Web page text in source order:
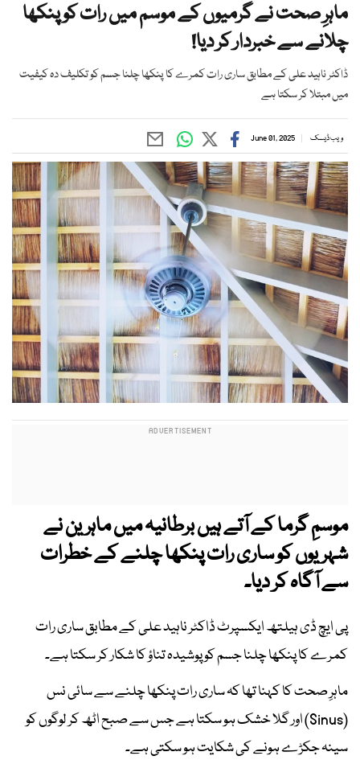
ماہرِ صحت نے گرمیوں کے موسم میں رات کو پنکھا
چلانے سے خبردار کر دیا!
ڈاکٹر ناہید علی کے مطابق ساری رات کمرے کا پنکھا چلنا جسم کو تکلیف دہ کیفیت
میں مبتلا کر سکتا ہے
ویب ڈیسک June 01, 2025
موسمِ گرما کے آتے ہیں برطانیہ میں ماہرین نے
شہریوں کو ساری رات پنکھا چلنے کے خطرات
سے آگاہ کر دیا۔
پی ایچ ڈی ہیلتھ ایکسپرٹ ڈاکٹر ناہید علی کے مطابق ساری رات
کمرے کا پنکھا چلنا جسم کو پوشیدہ تناؤ کا شکار کر سکتا ہے۔
ماہرِ صحت کا کہنا تھا کہ ساری رات پنکھا چلنے سے سائی نس
(Sinus) اور گلا خشک ہو سکتا ہے جس سے صبح اٹھ کر لوگوں کو
سینہ جکڑے ہونے کی شکایت ہو سکتی ہے۔